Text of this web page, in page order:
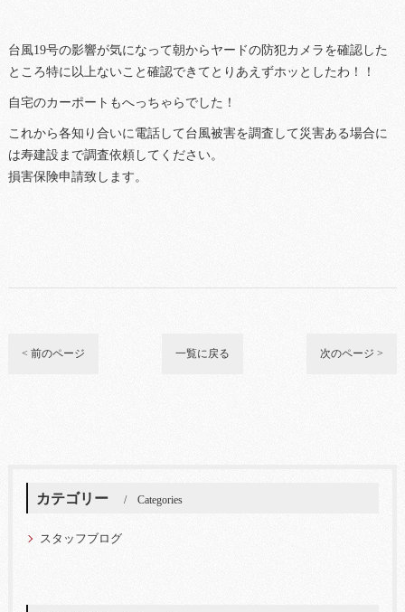
台風19号の影響が気になって朝からヤードの防犯カメラを確認した
ところ特に以上ないこと確認できてとりあえずホッとしたわ！！
自宅のカーポートもへっちゃらでした！
これから各知り合いに電話して台風被害を調査して災害ある場合に
は寿建設まで調査依頼してください。
損害保険申請致します。
< 前のページ 一覧に戻る 次のページ >
カテゴリー Categories
スタッフブログ